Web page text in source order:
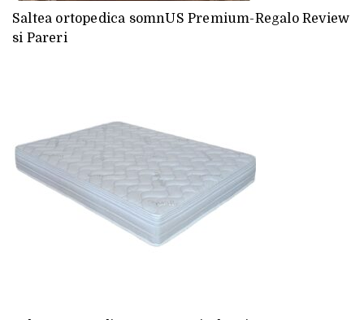
Saltea ortopedica somnUS Premium-Regalo Review
si Pareri